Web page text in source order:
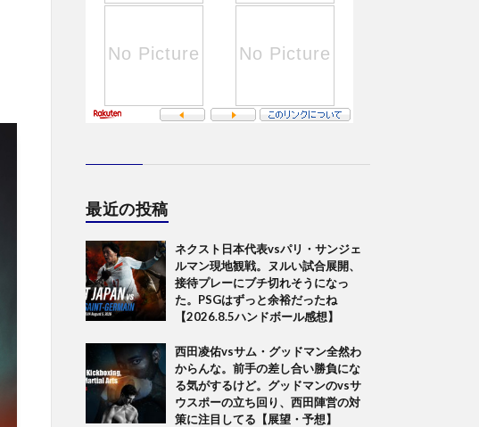
最近の投稿
ネクスト日本代表vsパリ・サンジェ
ルマン現地観戦。ヌルい試合展開、
接待プレーにブチ切れそうになっ
た。PSGはずっと余裕だったね
【2026.8.5ハンドボール感想】
西田凌佑vsサム・グッドマン全然わ
からんな。前手の差し合い勝負にな
る気がするけど。グッドマンのvsサ
ウスポーの立ち回り、西田陣営の対
策に注目してる【展望・予想】